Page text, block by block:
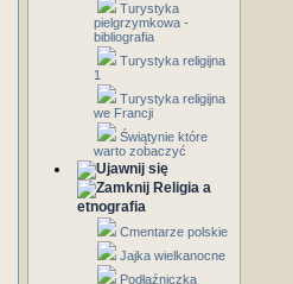
Turystyka
pielgrzymkowa -
bibliografia
Turystyka religijna
1
Turystyka religijna
we Francji
Świątynie które
warto zobaczyć
Religia a
etnografia
Cmentarze polskie
Jajka wielkanocne
Podłaźniczka